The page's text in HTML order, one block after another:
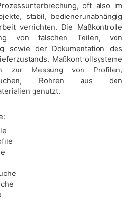
oft also im
stabil, bedienerunabhängig
verrichten. Die Maßkontrolle
von falschen Teilen, von
sowie der Dokumentation des
Maßkontrollsysteme
zur Messung von Profilen,
Rohren aus den
genutzt.